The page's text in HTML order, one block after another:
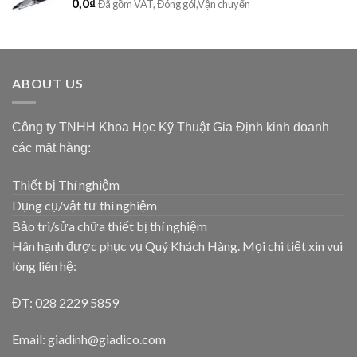
Đã gồm VAT, Đóng gói,Vận chuyển
ABOUT US
Công ty TNHH Khoa Học Kỹ Thuật Gia Định kinh doanh
các mặt hàng:
Thiết bị Thí nghiệm
Dụng cụ/vật tư thí nghiệm
Bảo trì/sửa chữa thiết bị thí nghiệm
Hân hạnh được phục vụ Quý Khách Hàng. Mọi chi tiết xin vui
lòng liên hệ:
ĐT: 028 2229 5859
Email: giadinh@giadico.com